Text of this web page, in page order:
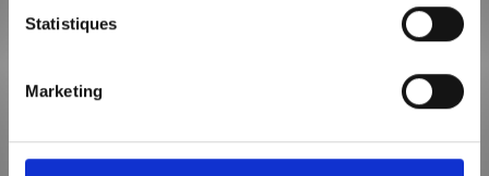
Statistiques
Marketing
SURFACE HABITABLE